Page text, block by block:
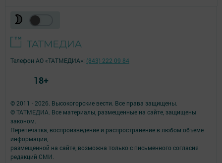
© 2011 - 2026. Высокогорские вести. Все права защищены.
© ТАТМЕДИА. Все материалы, размещенные на сайте, защищены
законом.
Перепечатка, воспроизведение и распространение в любом объеме
информации,
размещенной на сайте, возможна только с письменного согласия
редакций СМИ.
Телефон АО «ТАТМЕДИА»: (843) 222 09 84
18+